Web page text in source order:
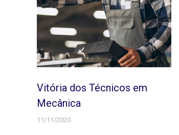
Vitória dos Técnicos em
Mecânica
11/11/2020